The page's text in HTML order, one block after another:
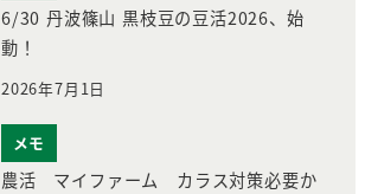
6/30 丹波篠山 黒枝豆の豆活2026、始
動！
2026年7月1日
メモ
農活 マイファーム カラス対策必要か